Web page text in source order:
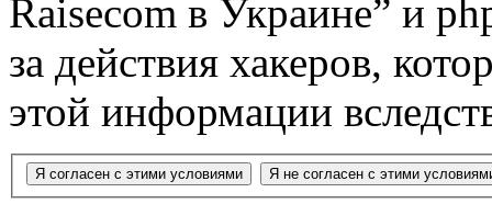
Raisecom в Украине” и
за действия хакеров,
этой информации